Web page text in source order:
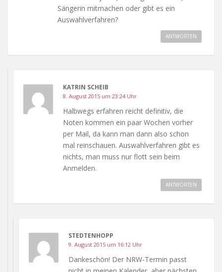
Sängerin mitmachen oder gibt es ein
Auswahlverfahren?
ANTWORTEN
KATRIN SCHEIB
8. August 2015 um 23:24 Uhr
Halbwegs erfahren reicht definitiv, die
Noten kommen ein paar Wochen vorher
per Mail, da kann man dann also schon
mal reinschauen. Auswahlverfahren gibt es
nichts, man muss nur flott sein beim
Anmelden.
ANTWORTEN
STEDTENHOPP
9. August 2015 um 16:12 Uhr
Dankeschön! Der NRW-Termin passt